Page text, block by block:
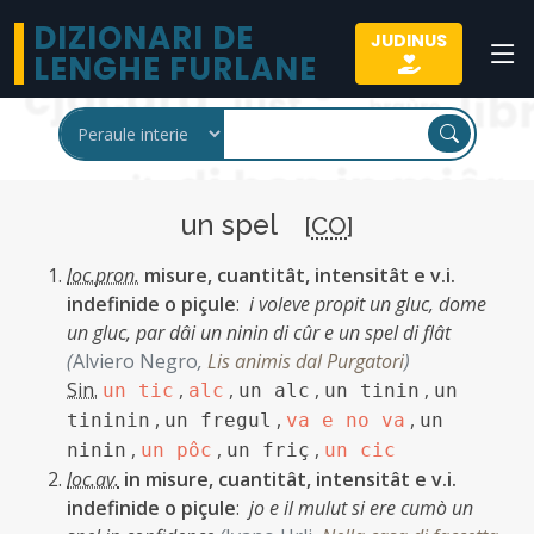
DIZIONARI DE
LENGHE FURLANE
JUDINUS
un spel [CO]
loc.pron. misure, cuantitât, intensitât e v.i.
indefinide o piçule: i voleve propit un gluc, dome
un gluc, par dâi un ninin di cûr e un spel di flât
(Alviero Negro, Lis animis dal Purgatori)
Sin. un tic , alc , un alc , un tinin , un
tininin , un fregul , va e no va , un
ninin , un pôc , un friç , un cic
loc.av. in misure, cuantitât, intensitât e v.i.
indefinide o piçule: jo e il mulut si ere cumò un